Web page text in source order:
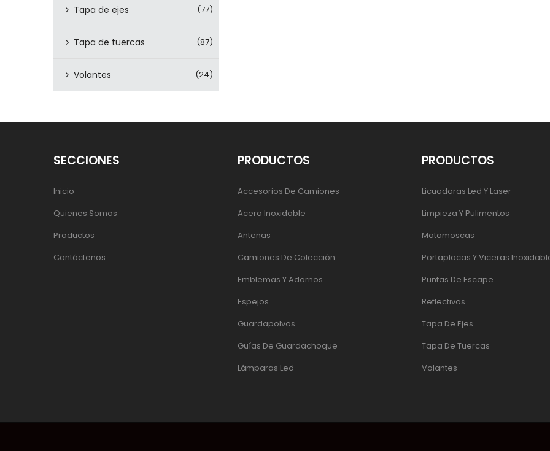
Tapa de ejes (77)
Tapa de tuercas (87)
Volantes (24)
SECCIONES
Inicio
Quienes Somos
Productos
Contáctenos
PRODUCTOS
Accesorios De Camiones
Acero Inoxidable
Antenas
Camiones De Colección
Emblemas Y Adornos
Espejos
Guardapolvos
Guías De Guardachoque
Lámparas Led
PRODUCTOS
Licuadoras Led Y Laser
Limpieza Y Pulimentos
Matamoscas
Portaplacas Y Viceras
Puntas De Escape
Reflectivos
Tapa De Ejes
Tapa De Tuercas
Volantes